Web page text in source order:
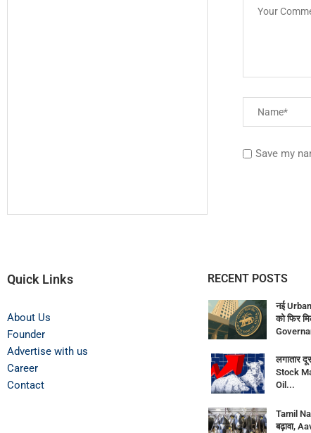
Save my
Quick Links
About Us
Founder
Advertise with us
Career
Contact
RECENT POSTS
नई
को फिर
लगातार
Stock
Oil...
Tamil
बढ़ावा,